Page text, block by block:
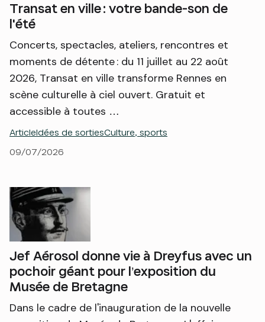
Transat en ville : votre bande-son de
l'été
Concerts, spectacles, ateliers, rencontres et
moments de détente : du 11 juillet au 22 août
2026, Transat en ville transforme Rennes en
scène culturelle à ciel ouvert. Gratuit et
accessible à toutes …
ArticleIdées de sortiesCulture, sports
09/07/2026
Jef Aérosol donne vie à Dreyfus avec un
pochoir géant pour l’exposition du
Musée de Bretagne
Dans le cadre de l'inauguration de la nouvelle